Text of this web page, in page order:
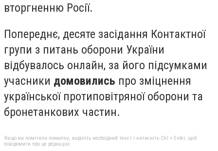
вторгненню Росії.
Попереднє, десяте засідання Контактної
групи з питань оборони України
відбувалось онлайн, за його підсумками
учасники домовились про зміцнення
української протиповітряної оборони та
бронетанкових частин.
Якщо ви помітили помилку, виділіть необхідний текст і натисніть Ctrl + Enter, щоб
повідомити про це редакцію